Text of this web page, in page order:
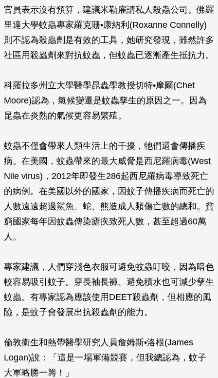
官員表示沒有預算，建議米勒雇請私人殺蟲公司。佛羅
里達大學蚊蟲專家羅克珊•康納利(Roxanne Connelly)
則不認為殺蟲劑是有效的工具，她研究發現，雖然許多
社區用殺蟲劑來對抗蚊蟲，但蚊蟲已逐漸產生抵抗力。
科羅拉多州立大學醫學昆蟲學教授切特•摩爾(Chet
Moore)認為，氣候變遷是蚊蟲孳生的原因之一。因為
昆蟲在炎熱的氣候更容易繁殖。
蚊蟲不僅會帶來人類生活上的干擾，牠們還會傳播疾
病。在美國，蚊蟲帶來的最大威脅是西尼羅病毒(West
Nile virus)，2012年即發生286起西尼羅病毒導致死亡
的病例。在美國以外的國家，因蚊子傳播疾病而死亡的
人數遠遠超過鯊魚、蛇、熊造成人類傷亡數的總和。貧
窮國家每年因蚊蟲傳染瘧疾致死人數，甚至超過60萬
人。
專家建議，人們穿淺色衣服可避免蚊蟲叮咬，因為暗色
較容易吸引蚊子。穿長袖長褲、避免積水也可減少孳生
蚊蟲。有專家認為應該使用DEET殺蟲劑，但相應的風
險，是蚊子會發展出抗殺蟲劑的能力。
倫敦衛生和熱帶醫學研究人員詹姆斯•洛根(James
Logan)說：「這是一場軍備競賽，但我總認為，蚊子
大軍略勝一籌！」